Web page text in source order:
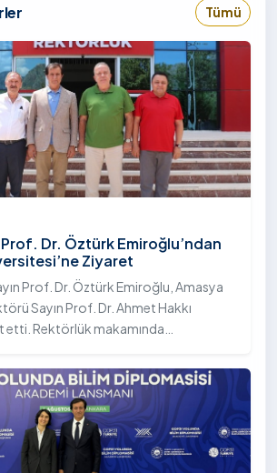
Tümü
Dr. Öztürk Emiroğlu’ndan
Ziyaret
Prof. Dr. Öztürk Emiroğlu, Amasya
Sayın Prof. Dr. Ahmet Hakkı
etti. Rektörlük makamında
Dr. Murat Kurt eşlik etti.